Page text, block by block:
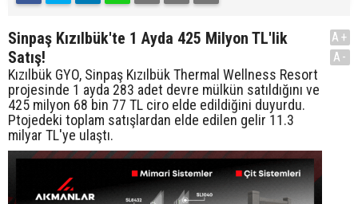
Sinpaş Kızılbük'te 1 Ayda 425 Milyon TL'lik
Satış!
Kızılbük GYO, Sinpaş Kızılbük Thermal Wellness Resort
projesinde 1 ayda 283 adet devre mülkün satıldığını ve
425 milyon 68 bin 77 TL ciro elde edildiğini duyurdu.
Ptojedeki toplam satışlardan elde edilen gelir 11.3
milyar TL'ye ulaştı.
A+
A-